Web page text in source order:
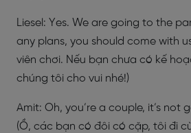
Liesel: Yes. We are going to the
any plans, you should come with
viên chơi. Nếu bạn chưa có kế
chúng tôi cho vui nhé!)
Amit: Oh, you’re a couple, it’s not
(Ồ, các bạn có đôi có cặp, tôi đi